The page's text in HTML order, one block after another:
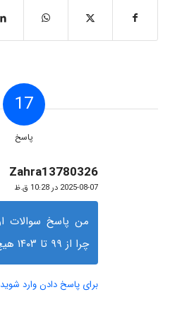
17
پاسخ
Zahra13780326
گفته:
2025-08-07 در 10:28 ق.ظ
چرا از ۹۹ تا ۱۴۰۳ هیچ کجا موجود نیست.
برای پاسخ دادن وارد شوید